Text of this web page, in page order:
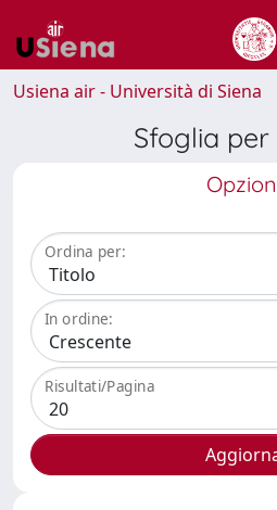
Usiena air - Università di Siena
Sfoglia per
Ordina per:
In ordine:
Risultati/Pagina